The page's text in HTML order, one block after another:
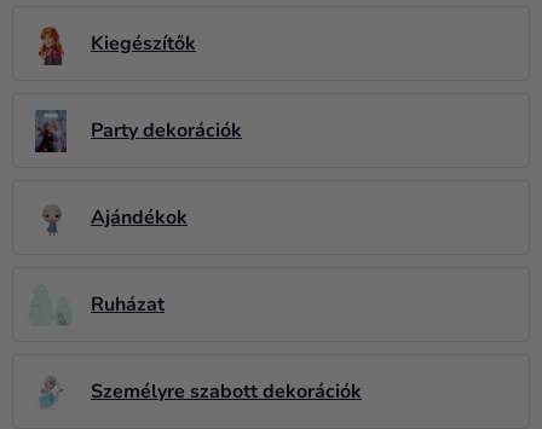
Dekoráció
kiegészítők
Jelmezek
Ruházat
Újdonság
Ünnepek
Kiegészítők
Party dekorációk
Ajándékok
Ruházat
Személyre szabott dekorációk